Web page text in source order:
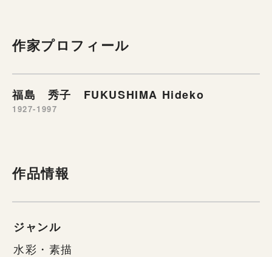
作家プロフィール
福島 秀子 FUKUSHIMA Hideko
1927-1997
作品情報
ジャンル
水彩・素描